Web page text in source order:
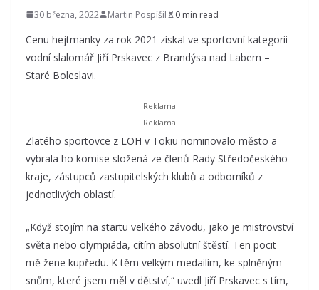
30 března, 2022 Martin Pospíšil 0 min read
Cenu hejtmanky za rok 2021 získal ve sportovní kategorii
vodní slalomář Jiří Prskavec z Brandýsa nad Labem –
Staré Boleslavi.
Zlatého sportovce z LOH v Tokiu nominovalo město a
vybrala ho komise složená ze členů Rady Středočeského
kraje, zástupců zastupitelských klubů a odborníků z
jednotlivých oblastí.
„Když stojím na startu velkého závodu, jako je mistrovství
světa nebo olympiáda, cítím absolutní štěstí. Ten pocit
mě žene kupředu. K těm velkým medailím, ke splněným
snům, které jsem měl v dětství,“ uvedl Jiří Prskavec s tím,